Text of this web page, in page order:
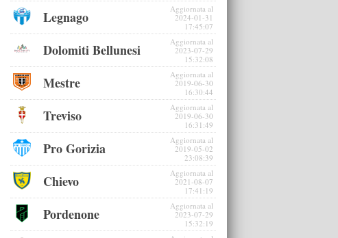
Legnago
Aggiornata al
2024-01-31
17:45:07
Dolomiti Bellunesi
Aggiornata al
2023-07-29
15:32:08
Mestre
Aggiornata al
2019-06-30
16:30:44
Treviso
Aggiornata al
2019-06-30
16:31:49
Pro Gorizia
Aggiornata al
2019-05-02
23:08:39
Chievo
Aggiornata al
2021-08-07
17:41:19
Pordenone
Aggiornata al
2023-07-29
15:32:19